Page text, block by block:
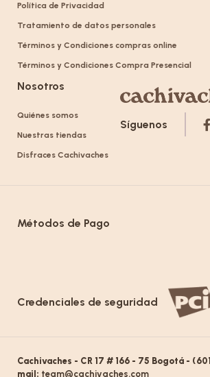
Política de Privacidad
Tratamiento de datos personales
Términos y Condiciones compras online
Términos y Condiciones Compra Presencial
Nosotros
Quiénes somos
Nuestras tiendas
Disfraces Cachivaches
Síguenos
Métodos de Pago
Credenciales de seguridad
Cachivaches - CR 17 # 166 - 75 Bogotá -
mail: team@cachivaches.com